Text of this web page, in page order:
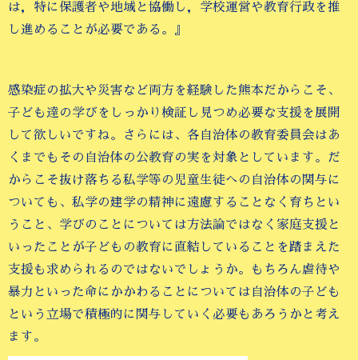
は，特に保護者や地域と協働し，学校運営や教育行政を推
し進めることが必要である。』
感染症の拡大や災害など両方を経験した熊本だからこそ、
子ども達の学びをしっかり検証し見つめ必要な支援を展開
して欲しいですね。さらには、各自治体の教育委員会はあ
くまでもその自治体の公教育の実を対象としています。だ
からこそ抜け落ちる私学等の児童生徒への自治体の関与に
ついても、私学の建学の精神に遠慮することなく育ちとい
うこと、学びのことについては方法論ではなく家庭支援と
いったことが子どもの教育に直結していることを踏まえた
支援も求められるのではないでしょうか。もちろん虐待や
暴力といった命にかかわることについては自治体の子ども
という立場で積極的に関与していく必要もあろうかと考え
ます。